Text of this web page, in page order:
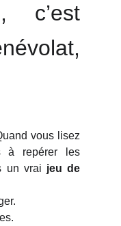
c’est
vous lisez
à repérer les
un vrai jeu de